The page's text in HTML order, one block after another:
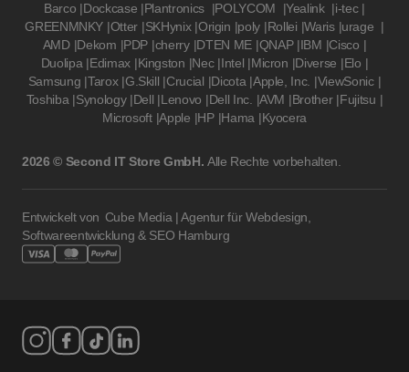
Barco |Dockcase |Plantronics |POLYCOM |Yealink |i-tec |
GREENMNKY |Otter |SKHynix |Origin |poly |Rollei |Waris |urage |
AMD |Dekom |PDP |cherry |DTEN ME |QNAP |IBM |Cisco |
Duolipa |Edimax |Kingston |Nec |Intel |Micron |Diverse |Elo |
Samsung |Tarox |G.Skill |Crucial |Dicota |Apple, Inc. |ViewSonic |
Toshiba |Synology |Dell |Lenovo |Dell Inc. |AVM |Brother |Fujitsu |
Microsoft |Apple |HP |Hama |Kyocera
2026 © Second IT Store GmbH. Alle Rechte vorbehalten.
Entwickelt von Cube Media | Agentur für Webdesign,
Softwareentwicklung & SEO Hamburg